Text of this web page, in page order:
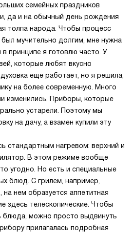
семейных праздников
да и на обычный день рождения
толпа народа. Чтобы процесс
мучительно долгим, мне нужна
принципе я готовлю часто. У
которые любят вкусно
еще работает, но я решила,
на более современную. Много
изменились. Приборы, которые
устарели. Поэтому мы
на дачу, а взамен купили эту
стандартным нагревом: верхний и
В этом режиме вообще
угодно. Но есть и специальные
блюд. С грилем, например,
нем образуется аппетитная
здесь телескопические. Чтобы
блюда, можно просто выдвинуть
прилагалась подробная